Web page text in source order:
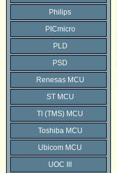
Philips
PICmicro
PLD
PSD
Renesas MCU
ST MCU
TI (TMS) MCU
Toshiba MCU
Ubicom MCU
UOC III